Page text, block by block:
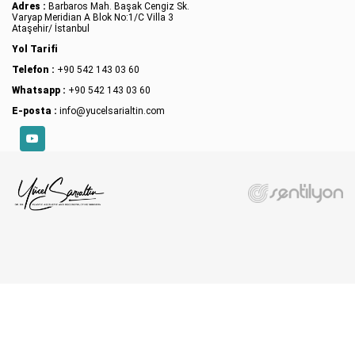
Adres : Barbaros Mah. Başak Cengiz Sk.
Varyap Meridian A Blok No:1/C Villa 3
Ataşehir/ İstanbul
Yol Tarifi
Telefon : +90 542 143 03 60
Whatsapp : +90 542 143 03 60
E-posta : info@yucelsarialtin.com
YouTube